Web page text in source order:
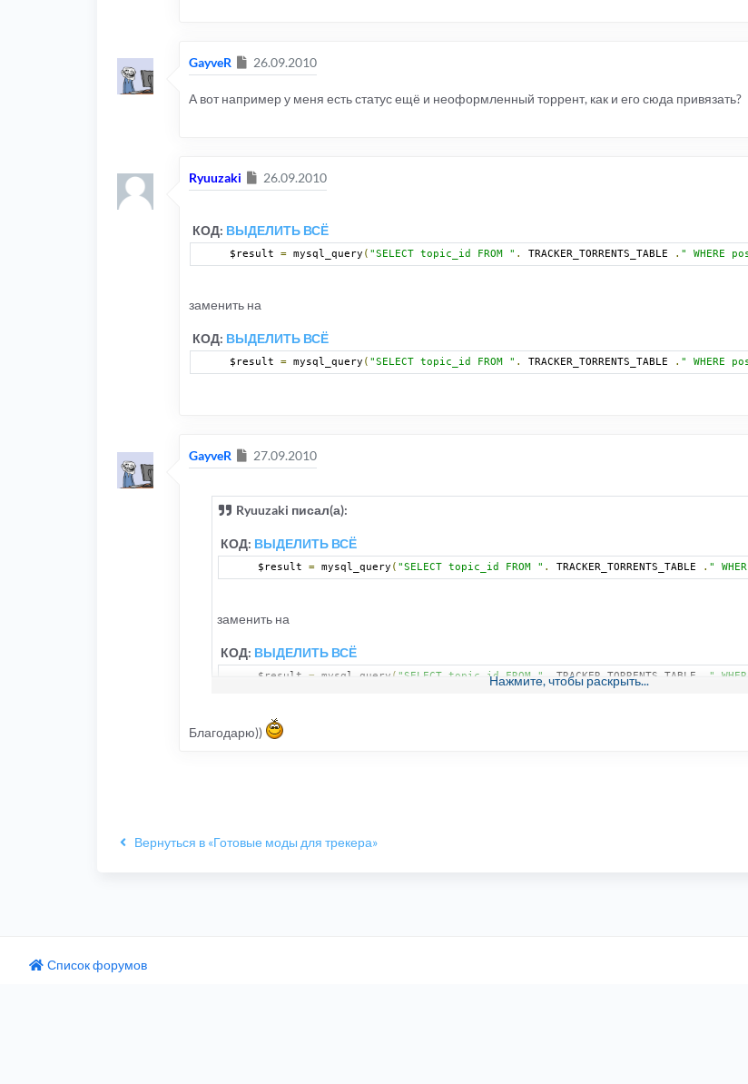
GayveR Сообщение
26.09.2010
А вот например у меня есть статус ещё и неоформленный торрент, как и его сюда привязать?
Ryuuzaki Сообщение
26.09.2010
КОД: ВЫДЕЛИТЬ ВСЁ
$result = mysql_query ( "SELECT topic_id FROM " . TRACKER_TORRENTS_TABLE . " WHERE
заменить на
КОД: ВЫДЕЛИТЬ ВСЁ
$result = mysql_query ( "SELECT topic_id FROM " . TRACKER_TORRENTS_TABLE . " WHERE
GayveR Сообщение
27.09.2010
Ryuuzaki писал(а):
КОД: ВЫДЕЛИТЬ ВСЁ
$result = mysql_query ( "SELECT topic_id FROM " . TRACKER_TORRENTS_TABLE . "
заменить на
КОД: ВЫДЕЛИТЬ ВСЁ
$result = mysql_query ( "SELECT topic_id FROM " TRACKER_TORRENTS_TABLE "
Нажмите, чтобы раскрыть...
Благодарю))
Вернуться в «Готовые моды для трекера»
Список форумов